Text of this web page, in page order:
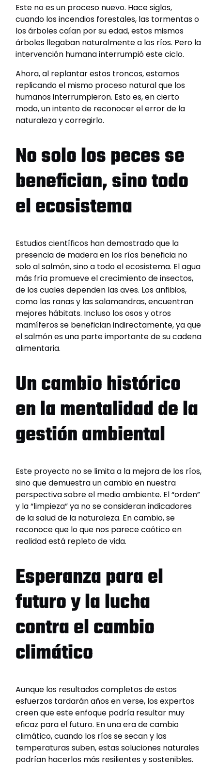
Este no es un proceso nuevo. Hace siglos,
cuando los incendios forestales, las tormentas o
los árboles caían por su edad, estos mismos
árboles llegaban naturalmente a los ríos. Pero la
intervención humana interrumpió este ciclo.
Ahora, al replantar estos troncos, estamos
replicando el mismo proceso natural que los
humanos interrumpieron. Esto es, en cierto
modo, un intento de reconocer el error de la
naturaleza y corregirlo.
No solo los peces se
benefician, sino todo
el ecosistema
Estudios científicos han demostrado que la
presencia de madera en los ríos beneficia no
solo al salmón, sino a todo el ecosistema. El agua
más fría promueve el crecimiento de insectos,
de los cuales dependen las aves. Los anfibios,
como las ranas y las salamandras, encuentran
mejores hábitats. Incluso los osos y otros
mamíferos se benefician indirectamente, ya que
el salmón es una parte importante de su cadena
alimentaria.
Un cambio histórico
en la mentalidad de la
gestión ambiental
Este proyecto no se limita a la mejora de los ríos,
sino que demuestra un cambio en nuestra
perspectiva sobre el medio ambiente. El “orden”
y la “limpieza” ya no se consideran indicadores
de la salud de la naturaleza. En cambio, se
reconoce que lo que nos parece caótico en
realidad está repleto de vida.
Esperanza para el
futuro y la lucha
contra el cambio
climático
Aunque los resultados completos de estos
esfuerzos tardarán años en verse, los expertos
creen que este enfoque podría resultar muy
eficaz para el futuro. En una era de cambio
climático, cuando los ríos se secan y las
temperaturas suben, estas soluciones naturales
podrían hacerlos más resilientes y sostenibles.